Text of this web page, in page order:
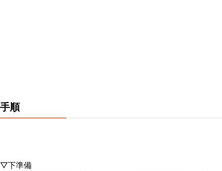
手順
▽下準備